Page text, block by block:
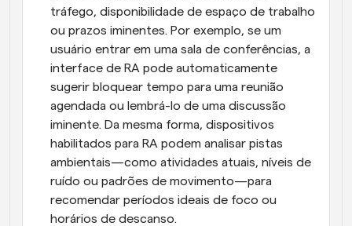
tráfego, disponibilidade de espaço de trabalho
ou prazos iminentes. Por exemplo, se um
usuário entrar em uma sala de conferências, a
interface de RA pode automaticamente
sugerir bloquear tempo para uma reunião
agendada ou lembrá-lo de uma discussão
iminente. Da mesma forma, dispositivos
habilitados para RA podem analisar pistas
ambientais—como atividades atuais, níveis de
ruído ou padrões de movimento—para
recomendar períodos ideais de foco ou
horários de descanso.